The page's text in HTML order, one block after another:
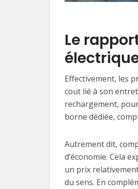
Le
Effectivement, les
cout lié à son
rechargement,
borne dédiée,
Autrement dit,
d’économie. Cela
un prix
du sens. En